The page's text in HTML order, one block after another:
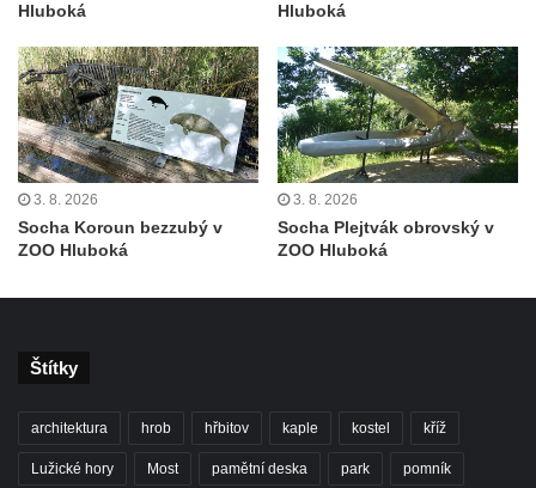
Socha svatého Václava u kostela
Zvěstování Panny Marie v Duchcově
Socha svatého Prokopa u kostela
Zvěstování Panny Marie v Duchcově
Socha Hoch vytahující si trn z paty v Knížecí
zahradě v zámeckém parku v Duchcově
Socha Niké v Knížecí zahradě v zámeckém
parku v Duchcově
Socha Walthera von der Vogelweide v
Busta Ludwiga van Beethovena v sadech
B. Smetany v Duchcově
Hluboká
Hluboká
3. 8. 2026
Socha Koroun bezzubý v
ZOO Hluboká
3. 8. 2026
Socha Plejtvák obrovský v
ZOO Hluboká
Štítky
architektura hrob hřbitov kaple kostel kříž
Lužické hory Most pamětní deska park pomník